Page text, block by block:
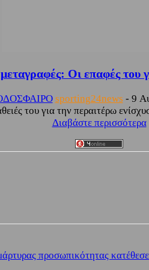
Οι επαφές του
sporting24news - 9
του για την περαιτέρω
Διαβάστε περισσότερα
προσωπικότητας